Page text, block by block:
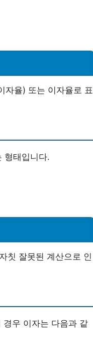
자율) 또는 이자율로 표
형태입니다.
칫 잘못된 계산으로 인
우 이자는 다음과 같